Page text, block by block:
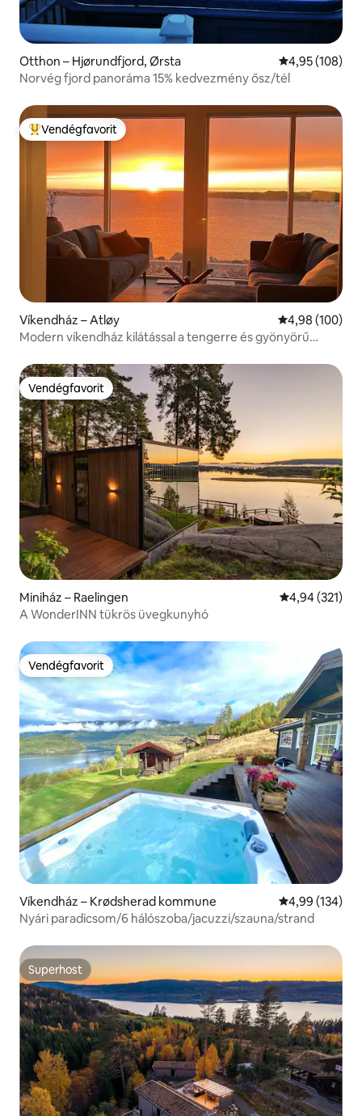
Otthon – Hjørundfjord, Ørsta Átlagos
4,95 (108)
Norvég fjord panoráma 15% kedvezmény ősz/tél
Kiemelt vendégfavorit
Vendégfavorit
Víkendház – Atløy Átlagos
4,98 (100)
Modern víkendház kilátással a tengerre és gyönyörű
Vendégfavorit
Vendégfavorit
Miniház – Raelingen Átlagos
4,94 (321)
A WonderINN tükrös üvegkunyhó
Vendégfavorit
Vendégfavorit
Víkendház – Krødsherad kommune Átlagos
4,99 (134)
Nyári paradicsom/6 hálószoba/jacuzzi/szauna/strand
Superhost
Superhost